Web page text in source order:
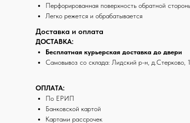
Перфорированная поверхность обратной
Легко режется и обрабатывается
Доставка и оплата
ДОСТАВКА:
Бесплатная курьерская доставка до двери
Самовывоз со склада: Лидский р-н, д.Стерково,
ОПЛАТА:
По ЕРИП
Банковской картой
Картами рассрочек